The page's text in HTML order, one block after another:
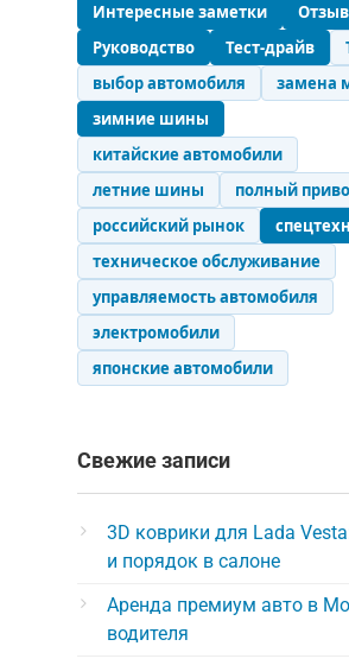
Интересные заметки
Руководство
Тест-драйв
выбор автомобиля
замена
зимние шины
китайские автомобили
летние шины
полный
российский рынок
техническое обслуживание
управляемость автомобиля
электромобили
японские автомобили
Свежие записи
3D коврики для Lada
и порядок в салоне
Аренда премиум авто в
водителя